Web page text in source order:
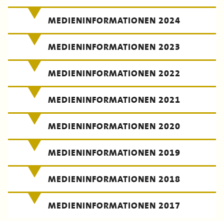
MEDIENINFORMATIONEN 2024
MEDIENINFORMATIONEN 2023
MEDIENINFORMATIONEN 2022
MEDIENINFORMATIONEN 2021
MEDIENINFORMATIONEN 2020
MEDIENINFORMATIONEN 2019
MEDIENINFORMATIONEN 2018
MEDIENINFORMATIONEN 2017